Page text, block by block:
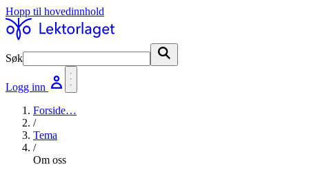
Hopp til hovedinnhold
Søk
Logg inn
Forside…
/
Tema
/
Om oss